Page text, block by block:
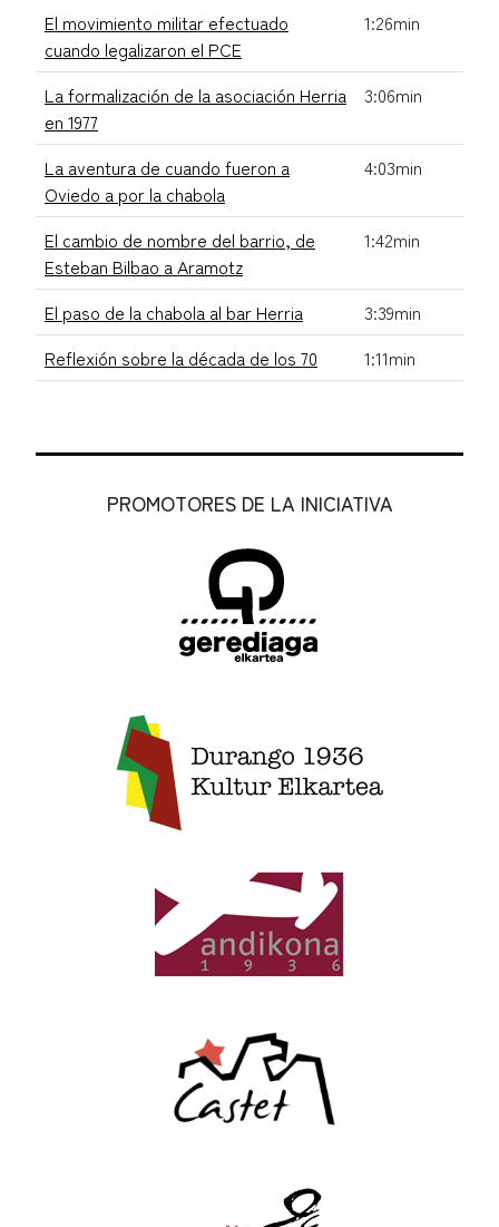
El movimiento militar efectuado
cuando legalizaron el PCE
1:26min
La formalización de la asociación Herria
en 1977
3:06min
La aventura de cuando fueron a
Oviedo a por la chabola
4:03min
El cambio de nombre del barrio, de
Esteban Bilbao a Aramotz
1:42min
El paso de la chabola al bar Herria
3:39min
Reflexión sobre la década de los 70
1:11min
PROMOTORES DE LA INICIATIVA